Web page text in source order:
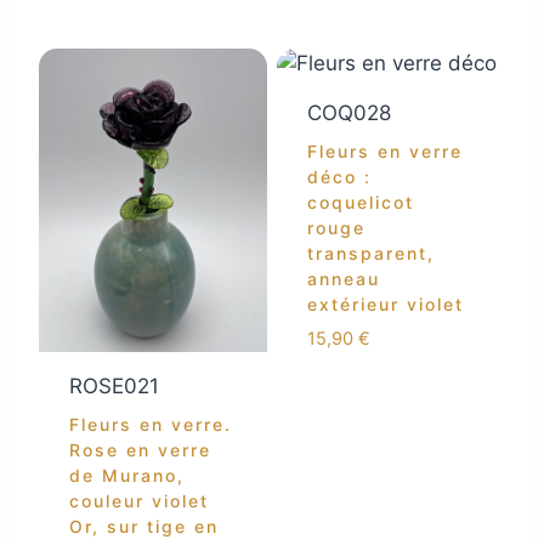
ROSE021
Fleurs en verre.
Rose en verre
de Murano,
couleur violet
Or, sur tige en
COQ028
Fleurs en verre
déco :
coquelicot
rouge
transparent,
anneau
extérieur violet
15,90 €